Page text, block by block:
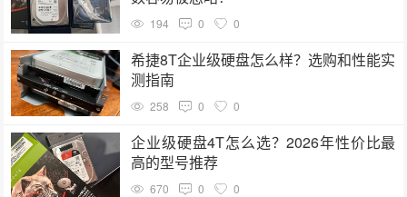
194 0 0
希捷8T企业级硬盘怎么样？选购和性能实
测指南
258 0 0
企业级硬盘4T怎么选？2026年性价比最
高的型号推荐
670 0 0